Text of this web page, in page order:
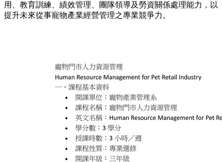
用、教育訓練、績效管理、團隊領導及勞資關係處理能力，以
提升未來從事寵物產業經營管理之專業競爭力。